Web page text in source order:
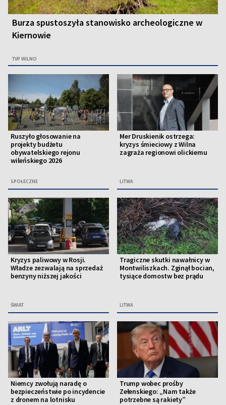
Burza spustoszyła stanowisko archeologiczne w
Kiernowie
TVP WILNO
Ruszyło głosowanie na
projekty budżetu
obywatelskiego rejonu
wileńskiego 2026
SPOŁECZNE
Mer Druskienik ostrzega:
kryzys śmieciowy z Wilna
zagraża regionowi olickiemu
LITWA
Kryzys paliwowy w Rosji.
Władze zezwalają na sprzedaż
benzyny niższej jakości
ŚWIAT
Tragiczne skutki nawałnicy w
Montwiliszkach. Zginął bocian,
tysiące domostw bez prądu
LITWA
Niemcy zwołują naradę o
bezpieczeństwie po incydencie
z dronem na lotnisku
Trump wobec prośby
Zełenskiego: „Nam także
potrzebne są rakiety”